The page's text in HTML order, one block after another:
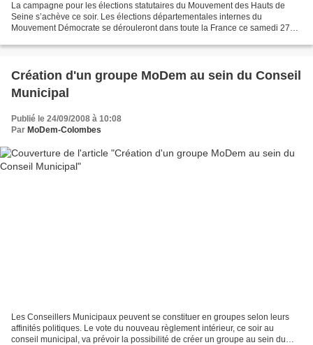
La campagne pour les élections statutaires du Mouvement des Hauts de
Seine s’achève ce soir. Les élections départementales internes du
Mouvement Démocrate se dérouleront dans toute la France ce samedi 27
Création d'un groupe MoDem au sein du Conseil
Municipal
Publié le 24/09/2008 à 10:08
Par MoDem-Colombes
Les Conseillers Municipaux peuvent se constituer en groupes selon leurs
affinités politiques. Le vote du nouveau règlement intérieur, ce soir au
conseil municipal, va prévoir la possibilité de créer un groupe au sein du